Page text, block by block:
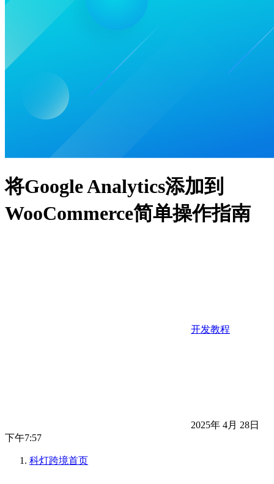
将Google Analytics添加到
WooCommerce简单操作指南
开发教程
2025年 4月 28日
下午7:57
科灯跨境首页